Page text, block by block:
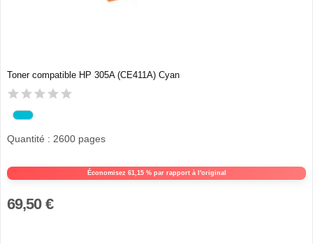
Toner compatible HP 305A (CE411A) Cyan
Économisez 61,15 % par rapport à l'original
Quantité : 2600 pages
69,50 €